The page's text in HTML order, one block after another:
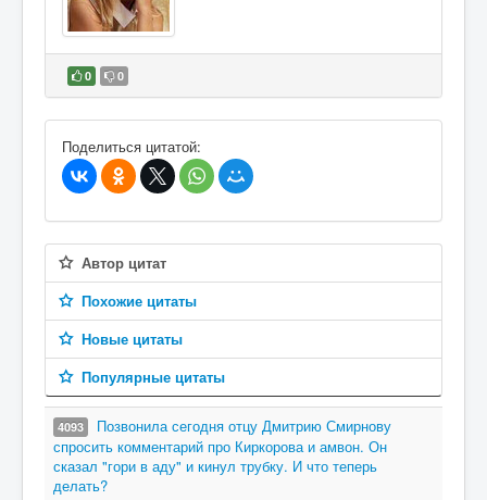
0 0
В избранное
Поделиться цитатой:
Автор цитат
Похожие цитаты
Новые цитаты
Популярные цитаты
4093
Позвонила сегодня отцу Дмитрию Смирнову
спросить комментарий про Киркорова и амвон. Он
сказал "гори в аду" и кинул трубку. И что теперь
делать?